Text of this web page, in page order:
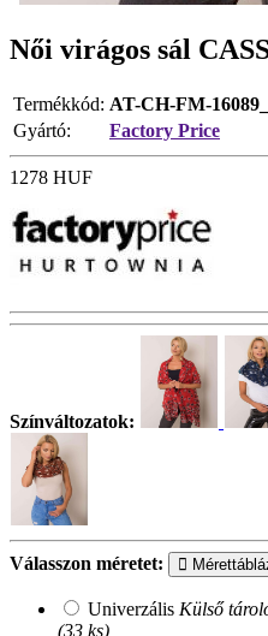
Női virágos sál
Termékkód: AT-CH-FM-
Gyártó:
Factory Price
1278 HUF
Színváltozatok:
Válasszon méretet:
Univerzális Külső
(33 ks)